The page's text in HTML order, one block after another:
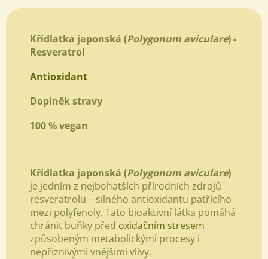
Křídlatka japonská (Polygonum aviculare) -
Resveratrol
Antioxidant
Doplněk stravy
​100 % vegan
Křídlatka japonská (Polygonum aviculare)
je jedním z nejbohatších přírodních zdrojů
resveratrolu – silného antioxidantu patřícího
mezi polyfenoly. Tato bioaktivní látka pomáhá
chránit buňky před oxidačním stresem
způsobeným metabolickými procesy i
nepříznivými vnějšími vlivy.